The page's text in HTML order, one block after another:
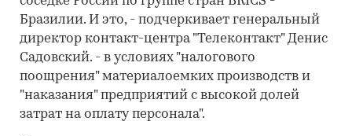
Бразилии. И это, - подчеркивает генеральный
директор контакт-центра "Телеконтакт" Денис
Садовский. - в условиях "налогового
поощрения" материалоемких производств и
"наказания" предприятий с высокой долей
затрат на оплату персонала".